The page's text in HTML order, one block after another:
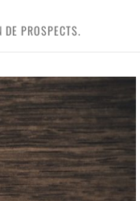
PROSPECTS.